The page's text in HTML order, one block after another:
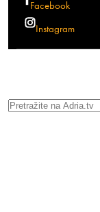
Facebook
Instagram
Search